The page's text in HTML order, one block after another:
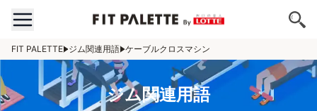
FIT PALETTE ジム関連用語 ケーブルクロスマシン
ジム関連用語